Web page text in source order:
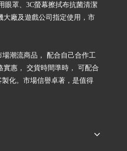
眼罩、3C螢幕擦拭布抗菌清潔
大廠及遊戲公司指定使用，市
潮流商品， 配合自己合作工
實惠， 交貨時間準時， 可配合
化。市場信譽卓著，是值得